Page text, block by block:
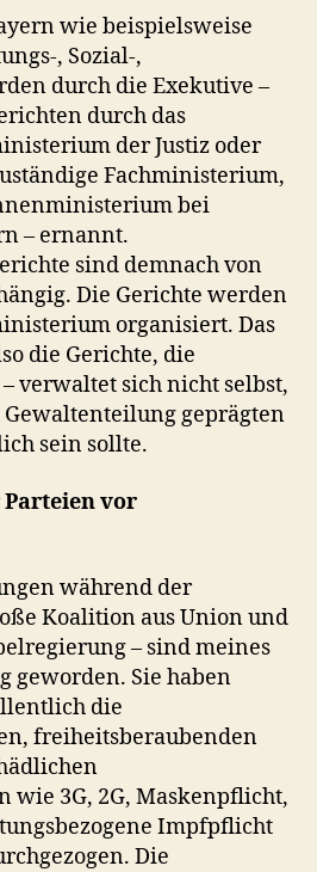
wie beispielsweise
, Sozial-,
durch die Exekutive –
durch das
der Justiz oder
Fachministerium,
bei
– ernannt.
sind demnach von
Die Gerichte werden
organisiert. Das
die Gerichte, die
verwaltet sich nicht selbst,
geprägten
sein sollte.
vor
während der
Koalition aus Union und
– sind meines
geworden. Sie haben
die
freiheitsberaubenden
wie 3G, 2G, Maskenpflicht,
Impfpflicht
Die